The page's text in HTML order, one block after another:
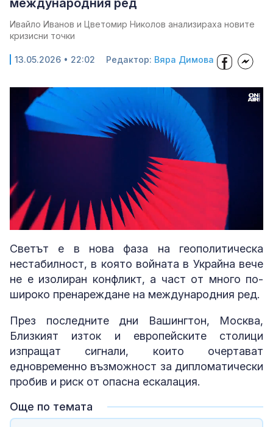
международния ред
Ивайло Иванов и Цветомир Николов анализираха новите
кризисни точки
13.05.2026 • 22:02 Редактор: Вяра Димова
Unmute Loaded:
2.61%
Светът е в нова фаза на геополитическа
нестабилност, в която войната в Украйна вече
не е изолиран конфликт, а част от много по-
широко пренареждане на международния ред.
През последните дни Вашингтон, Москва,
Близкият изток и европейските столици
изпращат сигнали, които очертават
едновременно възможност за дипломатически
пробив и риск от опасна ескалация.
Още по темата